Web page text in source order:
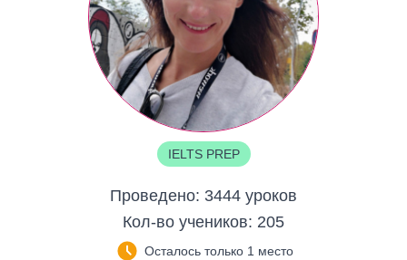
IELTS PREP
Проведено: 3444 уроков
Кол-во учеников: 205
Осталось только 1 место